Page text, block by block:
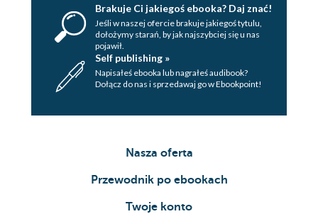
Brakuje Ci jakiegoś ebooka? Daj znać!
Jeśli w naszej ofercie brakuje jakiegoś tytulu,
dołożymy starań, by jak najszybciej się u nas
pojawił.
Self publishing »
Napisałeś ebooka lub nagrałeś audibook?
Dołącz do nas i sprzedawaj go w Ebookpoint!
Nasza oferta
Przewodnik po ebookach
Twoje konto